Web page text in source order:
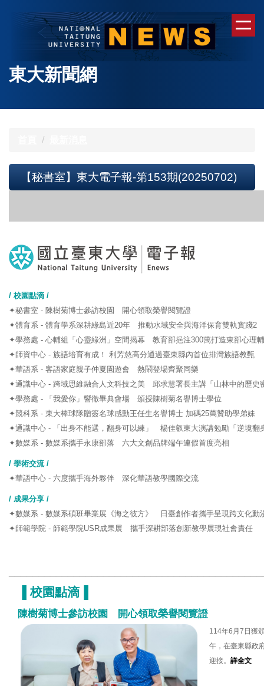
內
容
東大新聞網
【秘書室】東大電子報-第153期(20250702)
/ 校園點滴 /
✦秘書室 - 陳樹菊博士參訪校園 開心領取榮譽閱覽證
✦體育系 - 體育學系深耕綠島近20年 推動水域安全與海洋保育雙軌實踐2
✦學務處 - 心輔組「心靈綠洲」空間揭幕 教育部挹注300萬打造東部心理
✦師資中心 - 族語培育有成！ 利芳慈高分通過臺東縣內首位排灣族語教甄
✦華語系 - 客語家庭親子仲夏園遊會 熱鬧登場齊聚同樂
✦通識中心 - 跨域思維融合人文科技之美 邱求慧署長主講「山林中的歷史
✦學務處 - 「我愛你」響徹畢典會場 頒授陳樹菊名譽博士學位
✦競科系 - 東大棒球隊贈簽名球感動王任生名譽博士 加碼25萬贊助學弟妹
✦通識中心 - 「出身不能選，翻身可以練」 楊佳叡東大演講勉勵「逆境翻
✦數媒系 - 數媒系攜手永康部落 六大文創品牌端午連假首度亮相
/ 學術交流 /
✦華語中心 - 六度攜手海外夥伴 深化華語教學國際交流
/ 成果分享 /
✦數媒系 - 數媒系碩班畢業展《海之彼方》 日臺創作者攜手呈現跨文化動
✦師範學院 - 師範學院USR成果展 攜手深耕部落創新教學展現社會責任
▐校園點滴
陳樹菊博士參訪校園 開心領取榮譽閱覽證
114年6月7日獲
午，在臺東縣政
迎接。 詳全文